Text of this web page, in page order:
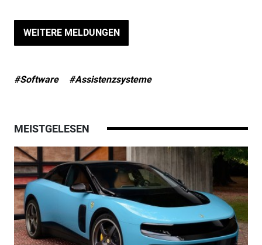
WEITERE MELDUNGEN
#Software #Assistenzsysteme
MEISTGELESEN